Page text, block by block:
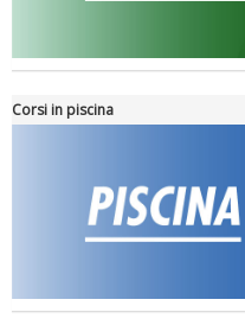
Tiziano Pesce nel Cda di
Roma
Corsi in piscina